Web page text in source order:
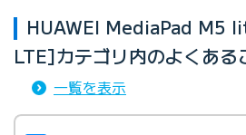
HUAWEI MediaPad M5
LTE]カテゴリ内のよくある
一覧を表示